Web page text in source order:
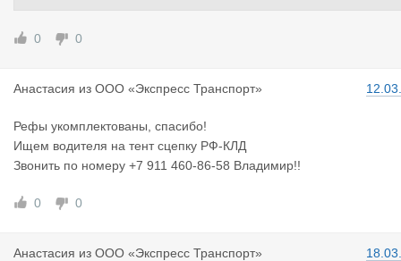
0 0
Анастасия из ООО «Экспресс Транспорт»
Рефы укомплектованы, спасибо!
Ищем водителя на тент сцепку РФ-КЛД
Звонить по номеру +7 911 460-86-58 Владимир!!
0 0
Анастасия из ООО «Экспресс Транспорт»